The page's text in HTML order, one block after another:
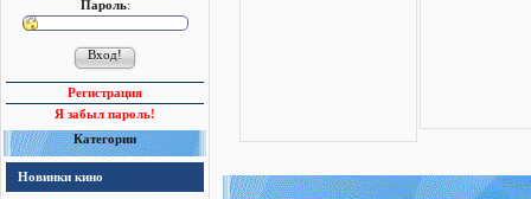
Пароль:
Регистрация
Я забыл пароль!
Категории
Новинки кино